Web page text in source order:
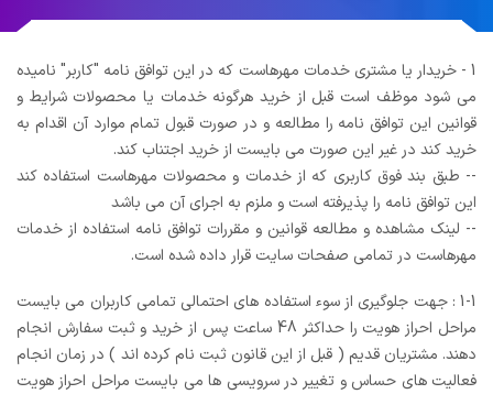
1 - خریدار یا مشتری خدمات مهرهاست که در این توافق نامه "کاربر" نامیده
می شود موظف است قبل از خرید هرگونه خدمات یا محصولات شرایط و
قوانین این توافق نامه را مطالعه و در صورت قبول تمام موارد آن اقدام به
خرید کند در غیر این صورت می بایست از خرید اجتناب کند.
-- طبق بند فوق کاربری که از خدمات و محصولات مهرهاست استفاده کند
این توافق نامه را پذیرفته است و ملزم به اجرای آن می باشد
-- لینک مشاهده و مطالعه قوانین و مقررات توافق نامه استفاده از خدمات
مهرهاست در تمامی صفحات سایت قرار داده شده است.
1-1 : جهت جلوگیری از سوء استفاده های احتمالی تمامی کاربران می بایست
مراحل احراز هویت را حداکثر 48 ساعت پس از خرید و ثبت سفارش انجام
دهند. مشتریان قدیم ( قبل از این قانون ثبت نام کرده اند ) در زمان انجام
فعالیت های حساس و تغییر در سرویسی ها می بایست مراحل احراز هویت